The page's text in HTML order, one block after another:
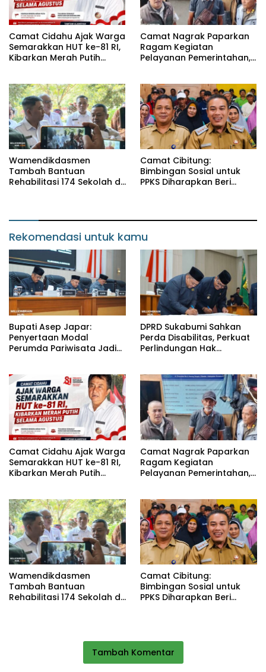
Camat Cidahu Ajak Warga
Semarakkan HUT ke-81 RI,
Kibarkan Merah Putih
Camat Nagrak Paparkan
Ragam Kegiatan
Pelayanan Pemerintahan,
Wamendikdasmen
Tambah Bantuan
Rehabilitasi 174 Sekolah di
Camat Cibitung:
Bimbingan Sosial untuk
PPKS Diharapkan Beri
Rekomendasi untuk kamu
Bupati Asep Japar:
Penyertaan Modal
Perumda Pariwisata Jadi
DPRD Sukabumi Sahkan
Perda Disabilitas, Perkuat
Perlindungan Hak
Camat Cidahu Ajak Warga
Semarakkan HUT ke-81 RI,
Kibarkan Merah Putih
Camat Nagrak Paparkan
Ragam Kegiatan
Pelayanan Pemerintahan,
Wamendikdasmen
Tambah Bantuan
Rehabilitasi 174 Sekolah di
Camat Cibitung:
Bimbingan Sosial untuk
PPKS Diharapkan Beri
Tambah Komentar